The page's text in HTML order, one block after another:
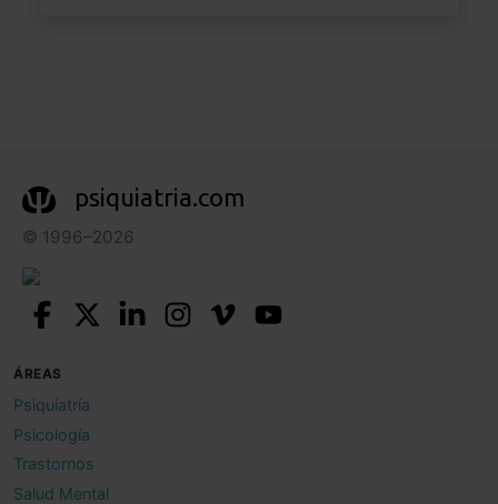
psiquiatria.com
© 1996–2026
ÁREAS
Psiquiatría
Psicología
Trastornos
Salud Mental